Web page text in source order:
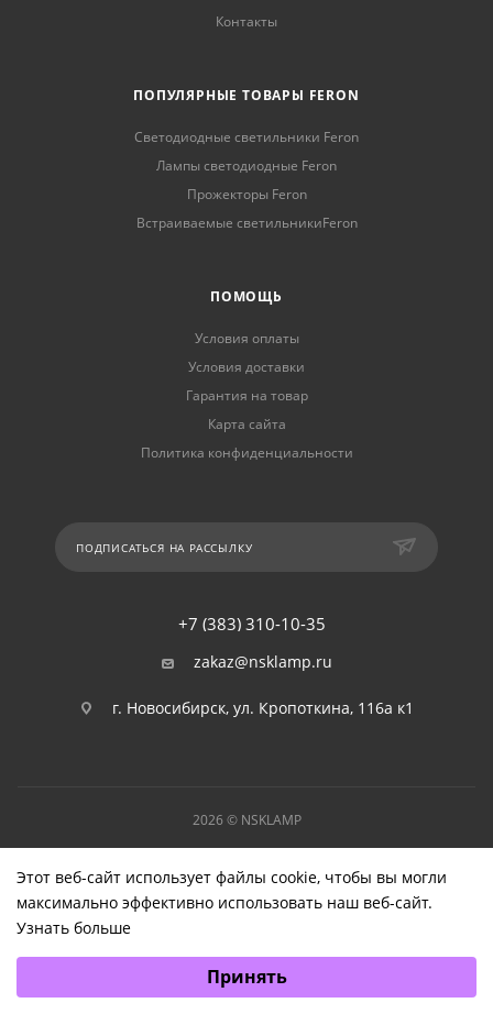
Контакты
ПОПУЛЯРНЫЕ ТОВАРЫ FERON
Светодиодные светильники Feron
Лампы светодиодные Feron
Прожекторы Feron
Встраиваемые светильникиFeron
ПОМОЩЬ
Условия оплаты
Условия доставки
Гарантия на товар
Карта сайта
Политика конфиденциальности
ПОДПИСАТЬСЯ НА РАССЫЛКУ
+7 (383) 310-10-35
zakaz@nsklamp.ru
г. Новосибирск, ул. Кропоткина, 116а к1
2026 © NSKLAMP
Этот веб-сайт использует файлы cookie, чтобы вы могли
максимально эффективно использовать наш веб-сайт.
Узнать больше
Аналитические/Функциональные
Принять